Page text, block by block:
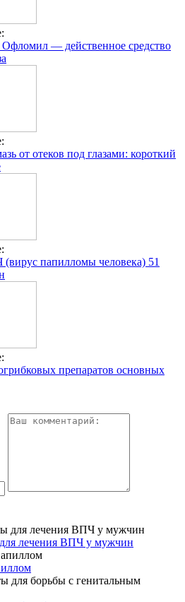
— действенное средство
от отеков под глазами: короткий
папилломы человека) 51
препаратов основных
лечения ВПЧ у мужчин